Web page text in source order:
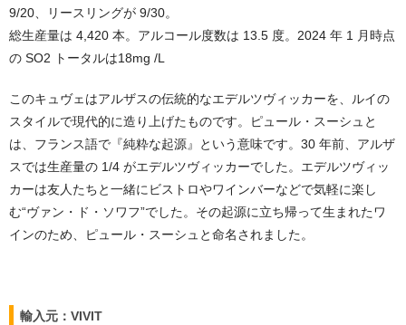
9/20、リースリングが 9/30。
総生産量は 4,420 本。アルコール度数は 13.5 度。2024 年 1 月時点
の SO2 トータルは18mg /L
このキュヴェはアルザスの伝統的なエデルツヴィッカーを、ルイの
スタイルで現代的に造り上げたものです。ピュール・スーシュと
は、フランス語で『純粋な起源』という意味です。30 年前、アルザ
スでは生産量の 1/4 がエデルツヴィッカーでした。エデルツヴィッ
カーは友人たちと一緒にビストロやワインバーなどで気軽に楽し
む“ヴァン・ド・ソワフ”でした。その起源に立ち帰って生まれたワ
インのため、ピュール・スーシュと命名されました。
輸入元：VIVIT